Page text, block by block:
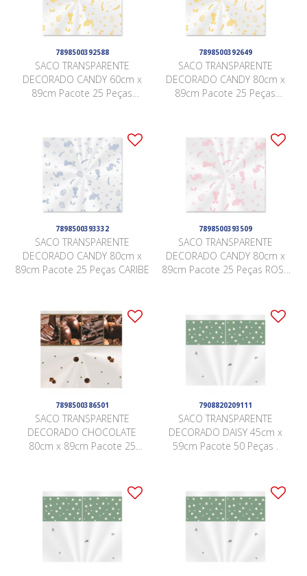
7898500392588
SACO TRANSPARENTE
DECORADO CANDY 60cm x
89cm Pacote 25 Peças
7898500392649
SACO TRANSPARENTE
DECORADO CANDY 80cm x
89cm Pacote 25 Peças
7898500393332
SACO TRANSPARENTE
DECORADO CANDY 80cm x
89cm Pacote 25 Peças CARIBE
7898500393509
SACO TRANSPARENTE
DECORADO CANDY 80cm x
89cm Pacote 25 Peças ROSA
7898500386501
SACO TRANSPARENTE
DECORADO CHOCOLATE
80cm x 89cm Pacote 25
7908820209111
SACO TRANSPARENTE
DECORADO DAISY 45cm x
59cm Pacote 50 Peças .